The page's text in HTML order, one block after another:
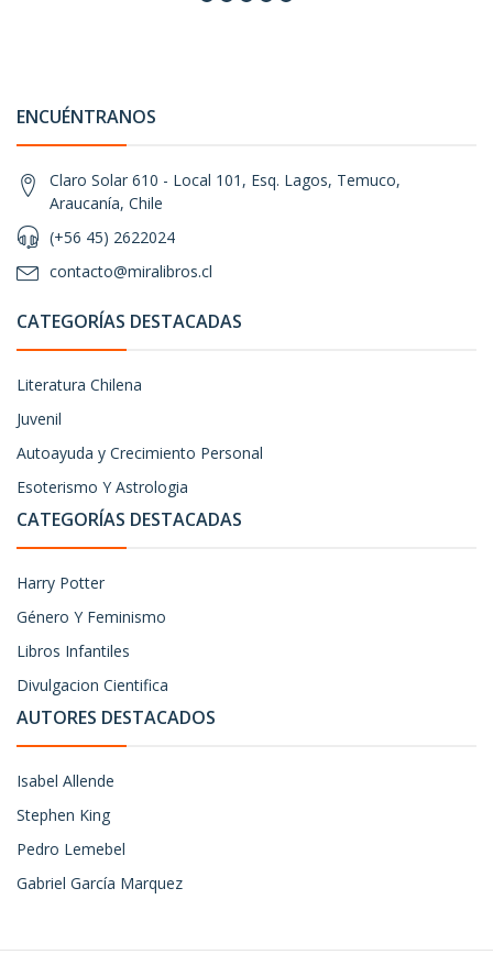
ENCUÉNTRANOS
Claro Solar 610 - Local 101, Esq. Lagos, Temuco,
Araucanía, Chile
(+56 45) 2622024
contacto@miralibros.cl
CATEGORÍAS DESTACADAS
Literatura Chilena
Juvenil
Autoayuda y Crecimiento Personal
Esoterismo Y Astrologia
CATEGORÍAS DESTACADAS
Harry Potter
Género Y Feminismo
Libros Infantiles
Divulgacion Cientifica
AUTORES DESTACADOS
Isabel Allende
Stephen King
Pedro Lemebel
Gabriel García Marquez